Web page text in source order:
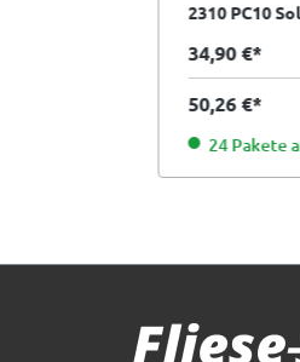
2310 PC10
I.Sorte
34,90 €*
50,26 €*
24 Pakete